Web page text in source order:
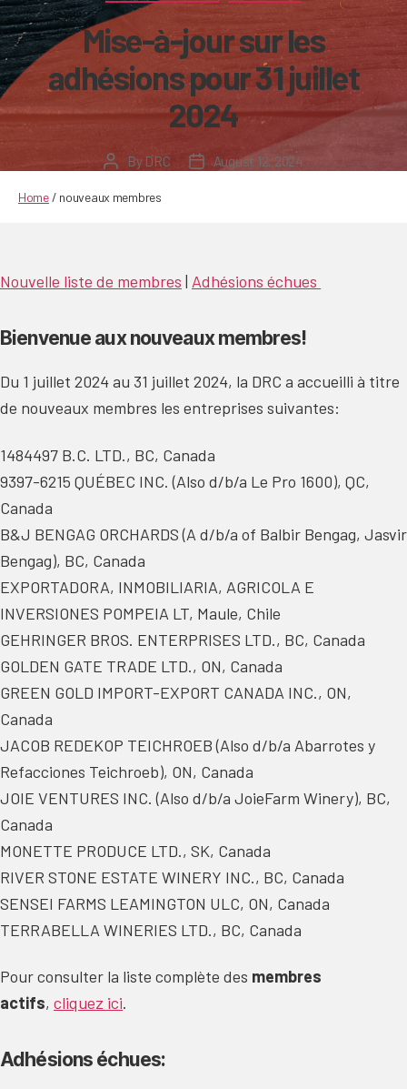
Mise-à-jour sur les
adhésions pour 31 juillet
2024
PostBy DRC
PostAugust 12, 2024
Home/ nouveaux membres
Nouvelle liste de membres | Adhésions échues
Bienvenue aux nouveaux membres!
Du 1 juillet 2024 au 31 juillet 2024, la DRC a accueilli à titre
de nouveaux membres les entreprises suivantes:
1484497 B.C. LTD., BC, Canada
9397-6215 QUÉBEC INC. (Also d/b/a Le Pro 1600), QC,
Canada
B&J BENGAG ORCHARDS (A d/b/a of Balbir Bengag, Jasvir
Bengag), BC, Canada
EXPORTADORA, INMOBILIARIA, AGRICOLA E
INVERSIONES POMPEIA LT, Maule, Chile
GEHRINGER BROS. ENTERPRISES LTD., BC, Canada
GOLDEN GATE TRADE LTD., ON, Canada
GREEN GOLD IMPORT-EXPORT CANADA INC., ON,
Canada
JACOB REDEKOP TEICHROEB (Also d/b/a Abarrotes y
Refacciones Teichroeb), ON, Canada
JOIE VENTURES INC. (Also d/b/a JoieFarm Winery), BC,
Canada
MONETTE PRODUCE LTD., SK, Canada
RIVER STONE ESTATE WINERY INC., BC, Canada
SENSEI FARMS LEAMINGTON ULC, ON, Canada
TERRABELLA WINERIES LTD., BC, Canada
Pour consulter la liste complète des membres
actifs, cliquez ici.
Adhésions échues: